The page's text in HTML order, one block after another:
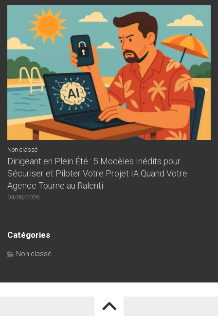
Non classé
Dirigeant en Plein Été : 5 Modèles Inédits pour
Sécuriser et Piloter Votre Projet IA Quand Votre
Agence Tourne au Ralenti
04/08/2026
Catégories
Non classé